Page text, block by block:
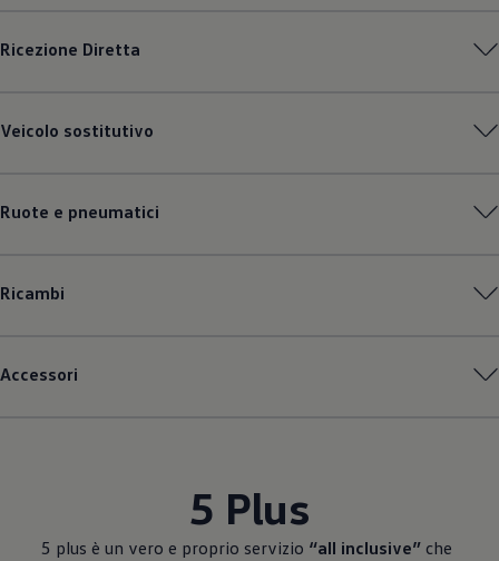
Ricezione Diretta
Veicolo sostitutivo
Ruote e pneumatici
Ricambi
Accessori
5 Plus
5 plus è un vero e proprio servizio “all inclusive” che